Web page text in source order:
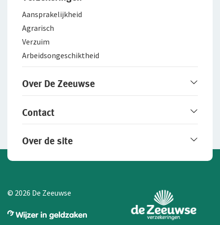
Aansprakelijkheid
Agrarisch
Verzuim
Arbeidsongeschiktheid
Over De Zeeuwse
Werken bij De Zeeuwse
Contact
Contactgegevens
Over de site
© 2026 De Zeeuwse